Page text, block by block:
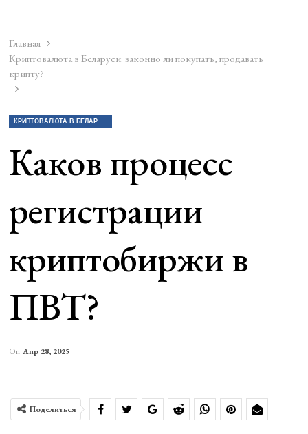
Главная
Криптовалюта в Беларуси: законно ли покупать, продавать
крипту?
КРИПТОВАЛЮТА В БЕЛАРУСИ: ЗАКОННО ЛИ ПОКУПАТЬ, ПРОДАВАТЬ КРИПТУ?
Каков процесс
регистрации
криптобиржи в
ПВТ?
On Апр 28, 2025
Поделиться